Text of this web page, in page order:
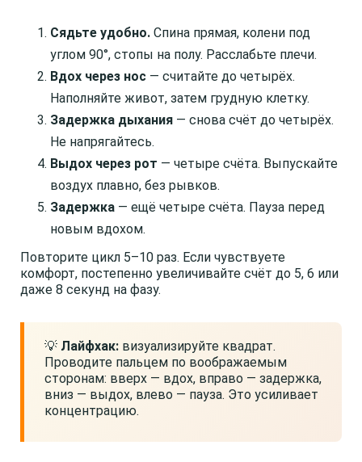
Сядьте удобно. Спина прямая, колени под
углом 90°, стопы на полу. Расслабьте плечи.
Вдох через нос — считайте до четырёх.
Наполняйте живот, затем грудную клетку.
Задержка дыхания — снова счёт до четырёх.
Не напрягайтесь.
Выдох через рот — четыре счёта. Выпускайте
воздух плавно, без рывков.
Задержка — ещё четыре счёта. Пауза перед
новым вдохом.
Повторите цикл 5–10 раз. Если чувствуете
комфорт, постепенно увеличивайте счёт до 5, 6 или
даже 8 секунд на фазу.
💡 Лайфхак: визуализируйте квадрат.
Проводите пальцем по воображаемым
сторонам: вверх — вдох, вправо — задержка,
вниз — выдох, влево — пауза. Это усиливает
концентрацию.